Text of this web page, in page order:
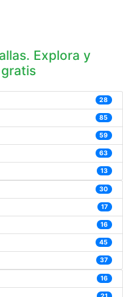
Explora y
28
85
59
63
13
30
17
16
45
37
16